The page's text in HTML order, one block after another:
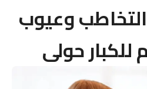
وعيوب
للكبار حولى